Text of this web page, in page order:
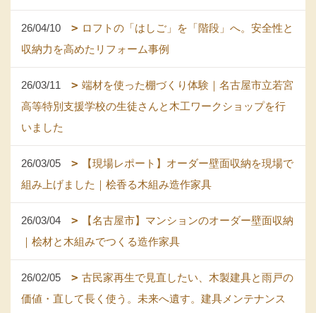
26/04/10
ロフトの「はしご」を「階段」へ。安全性と
収納力を高めたリフォーム事例
26/03/11
端材を使った棚づくり体験｜名古屋市立若宮
高等特別支援学校の生徒さんと木工ワークショップを行
いました
26/03/05
【現場レポート】オーダー壁面収納を現場で
組み上げました｜桧香る木組み造作家具
26/03/04
【名古屋市】マンションのオーダー壁面収納
｜桧材と木組みでつくる造作家具
26/02/05
古民家再生で見直したい、木製建具と雨戸の
価値・直して長く使う。未来へ遺す。建具メンテナンス